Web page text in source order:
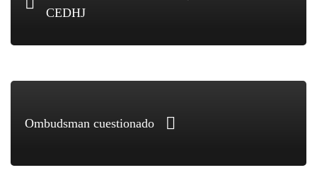
CEDHJ
Ombudsman cuestionado